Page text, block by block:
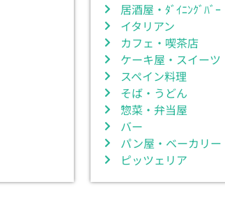
居酒屋・ﾀﾞｲﾆﾝｸﾞﾊﾞｰ
イタリアン
カフェ・喫茶店
ケーキ屋・スイーツ
スペイン料理
そば・うどん
惣菜・弁当屋
バー
パン屋・ベーカリー
ピッツェリア